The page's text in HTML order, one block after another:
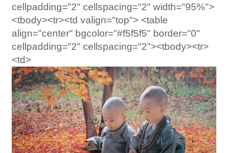
cellpadding="2" cellspacing="2" width="95%">
<tbody><tr><td valign="top"> <table
align="center" bgcolor="#f5f5f5" border="0"
cellpadding="2" cellspacing="2"><tbody><tr>
<td>